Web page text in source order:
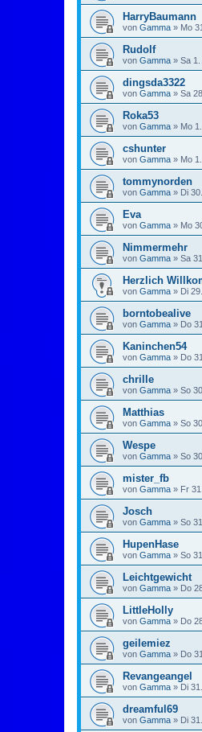
HarryBaumann
von Gamma » Mo
Rudolf
von Gamma » Sa 1.
dingsda3322
von Gamma » Sa
Roka53
von Gamma » Mo
cshunter
von Gamma » Mo
tommynorden
von Gamma » Di
Eva
von Gamma » Mo
Nimmermehr
von Gamma » Sa
Herzlich
von Gamma » Di
borntobealive
von Gamma » Do
Kaninchen54
von Gamma » Do
chrille
von Gamma » So
Matthias
von Gamma » So
Wespe
von Gamma » So
mister_fb
von Gamma » Fr
Josch
von Gamma » So
HupenHase
von Gamma » So
Leichtgewicht
von Gamma » Do
LittleHolly
von Gamma » Do
geilemiez
von Gamma » Do
Revangeangel
von Gamma » Di
dreamful69
von Gamma » Di